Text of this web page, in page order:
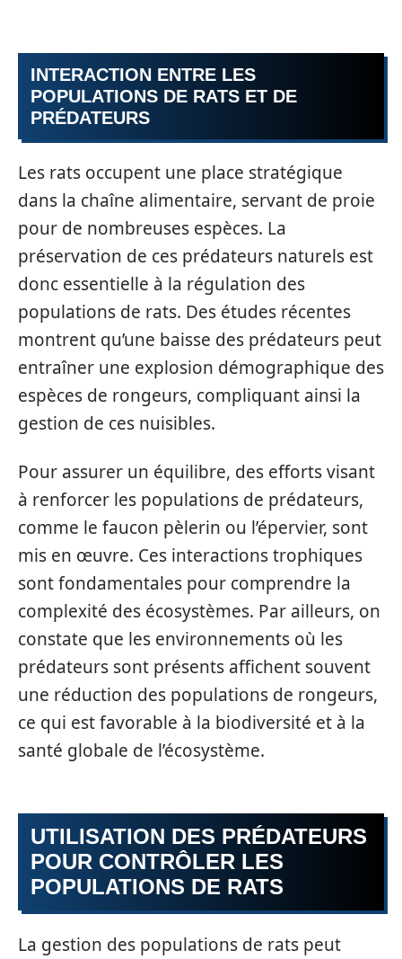
INTERACTION ENTRE LES
POPULATIONS DE RATS ET DE
PRÉDATEURS
Les rats occupent une place stratégique
dans la chaîne alimentaire, servant de proie
pour de nombreuses espèces. La
préservation de ces prédateurs naturels est
donc essentielle à la régulation des
populations de rats. Des études récentes
montrent qu’une baisse des prédateurs peut
entraîner une explosion démographique des
espèces de rongeurs, compliquant ainsi la
gestion de ces nuisibles.
Pour assurer un équilibre, des efforts visant
à renforcer les populations de prédateurs,
comme le faucon pèlerin ou l’épervier, sont
mis en œuvre. Ces interactions trophiques
sont fondamentales pour comprendre la
complexité des écosystèmes. Par ailleurs, on
constate que les environnements où les
prédateurs sont présents affichent souvent
une réduction des populations de rongeurs,
ce qui est favorable à la biodiversité et à la
santé globale de l’écosystème.
UTILISATION DES PRÉDATEURS
POUR CONTRÔLER LES
POPULATIONS DE RATS
La gestion des populations de rats peut